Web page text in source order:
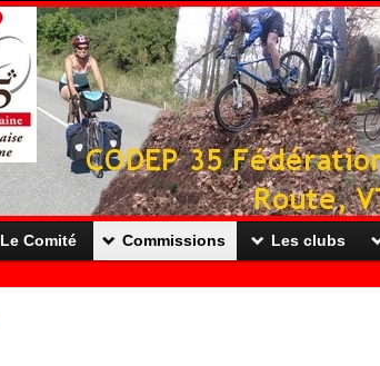
Le Comité Commissions Les clubs